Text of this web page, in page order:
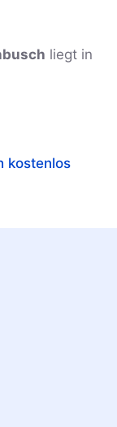
liegt in
kostenlos